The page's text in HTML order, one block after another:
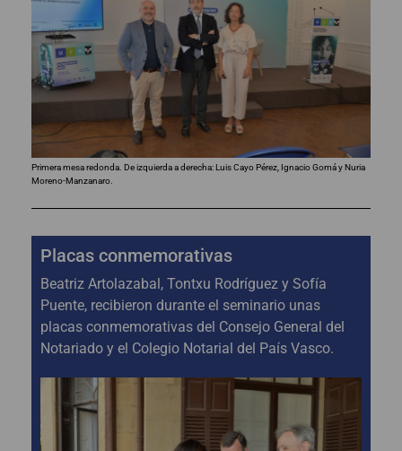
Primera mesa redonda. De izquierda a derecha: Luis Cayo Pérez, Ignacio Gomá y Nuria
Moreno-Manzanaro.
Placas conmemorativas
Beatriz Artolazabal, Tontxu Rodríguez y Sofía
Puente, recibieron durante el seminario unas
placas conmemorativas del Consejo General del
Notariado y el Colegio Notarial del País Vasco.